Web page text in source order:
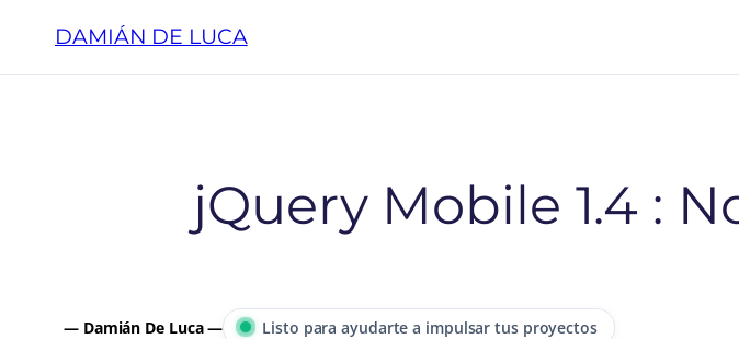
contenido
DAMIÁN DE LUCA
jQuery Mobile 1.4 :
— Damián De Luca — Listo para ayudarte a impulsar tus proyectos